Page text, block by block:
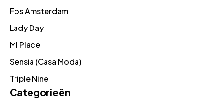
Fos Amsterdam
Lady Day
Mi Piace
Sensia (Casa Moda)
Triple Nine
Categorieën